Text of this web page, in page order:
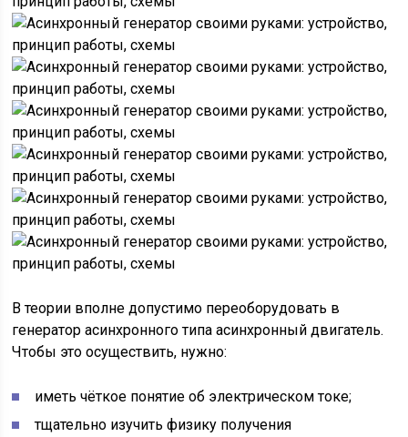
В теории вполне допустимо переоборудовать в
генератор асинхронного типа асинхронный двигатель.
Чтобы это осуществить, нужно:
иметь чёткое понятие об электрическом токе;
тщательно изучить физику получения